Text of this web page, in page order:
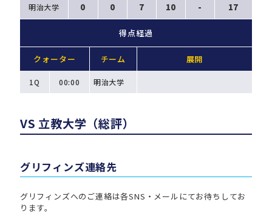
明治大学 0 0 7 10 - 17
得点経過
クォーター チーム 展開
1Q 00:00 明治大学
VS 立教大学（総評）
グリフィンズ連絡先
グリフィンズへのご連絡は各SNS・メールにてお待ちしてお
ります。